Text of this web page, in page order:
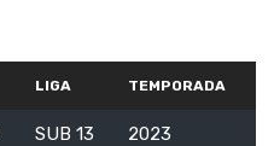
LIGA TEMPORADA
SUB 13 2023